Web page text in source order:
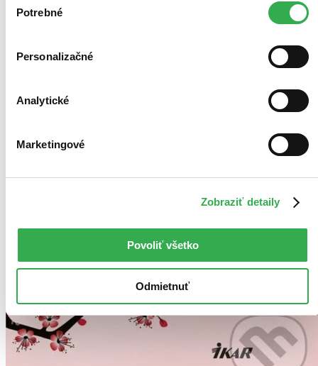
keby sme mohli používať všetky tieto cookies. Ďakujeme!
súhlasu
Potrebné
Personalizačné
Analytické
Marketingové
Zobraziť detaily
Povoliť všetko
Odmietnuť